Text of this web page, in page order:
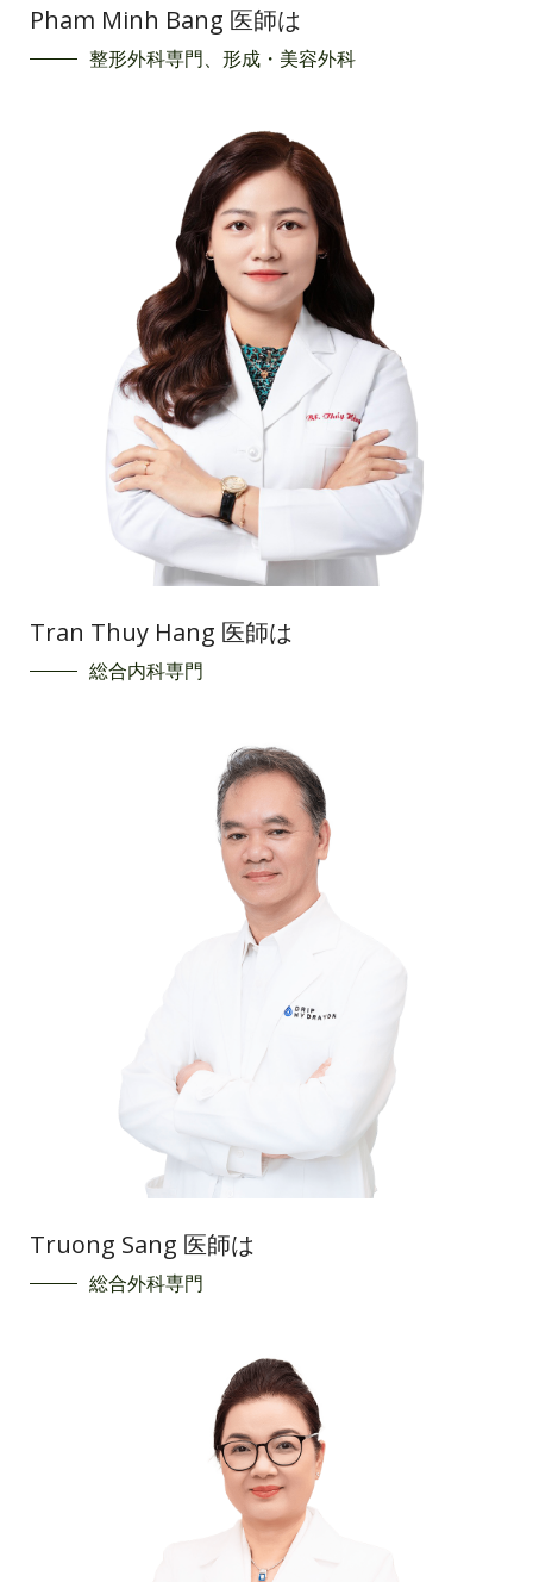
Pham Minh Bang 医師は
整形外科専門、形成・美容外科
Tran Thuy Hang 医師は
総合内科専門
Truong Sang 医師は
総合外科専門